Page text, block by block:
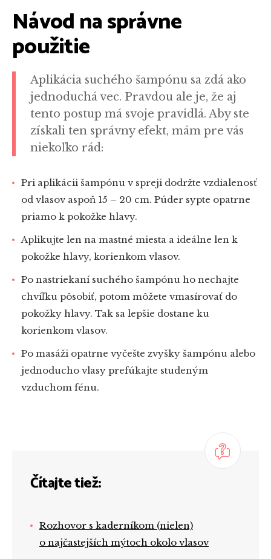
Návod na správne
použitie
Aplikácia suchého šampónu sa zdá ako
jednoduchá vec. Pravdou ale je, že aj
tento postup má svoje pravidlá. Aby ste
získali ten správny efekt, mám pre vás
niekoľko rád:
Pri aplikácii šampónu v spreji dodržte vzdialenosť
od vlasov aspoň 15 – 20 cm. Púder sypte opatrne
priamo k pokožke hlavy.
Aplikujte len na mastné miesta a ideálne len k
pokožke hlavy, korienkom vlasov.
Po nastriekaní suchého šampónu ho nechajte
chvíľku pôsobiť, potom môžete vmasírovať do
pokožky hlavy. Tak sa lepšie dostane ku
korienkom vlasov.
Po masáži opatrne vyčešte zvyšky šampónu alebo
jednoducho vlasy prefúkajte studeným
vzduchom fénu.
Čítajte tiež:
Rozhovor s kaderníkom (nielen)
o najčastejších mýtoch okolo vlasov